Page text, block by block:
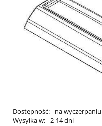
Dostępność:
na wyczerpaniu
Wysyłka w: 2-14 dni